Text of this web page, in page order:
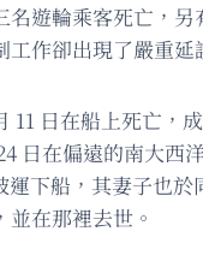
名遊輪乘客死亡，另
作卻出現了嚴重延
11 日在船上死亡，
日在偏遠的南大西
運下船，其妻子也於
在那裡去世。